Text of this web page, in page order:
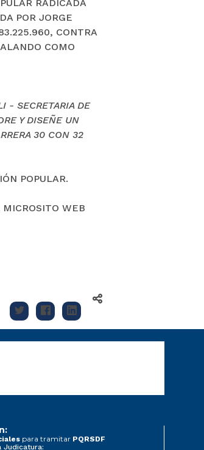
RADICADA
POR JORGE
CONTRA
COMO
- SECRETARIA DE
Y DISEÑE UN
30 CON 32
POPULAR.
WEB
para tramitar PQRSDF
Judicatura: